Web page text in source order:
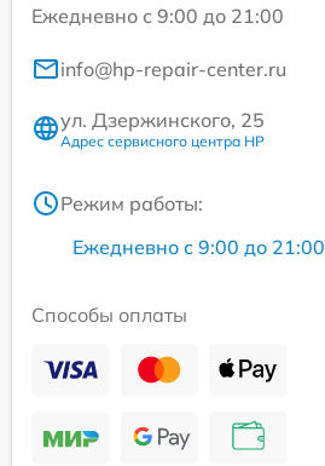
Ежедневно с 9:00 до 21:00
info@hp-repair-center.ru
ул. Дзержинского, 25
Адрес сервисного центра HP
Режим работы:
Ежедневно с 9:00 до 21:00
Способы оплаты